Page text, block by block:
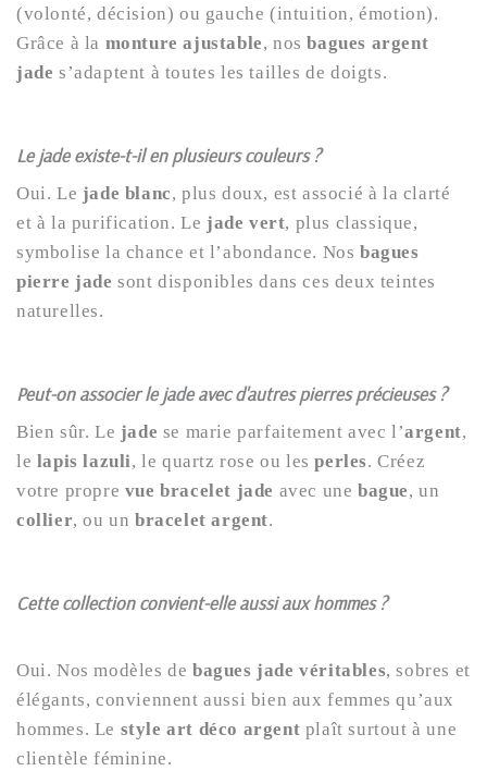
(volonté, décision) ou gauche (intuition, émotion).
Grâce à la monture ajustable, nosbagues argent
jade s’adaptent à toutes les tailles de doigts.
Le jade existe-t-il en plusieurs couleurs ?
Oui. Le jade blanc, plus doux, est associé à la clarté
et à la purification. Le jade vert, plus classique,
symbolise la chance et l’abondance. Nosbagues
pierre jade sont disponibles dans ces deux teintes
naturelles.
Peut-on associer le jade avec d'autres pierres précieuses ?
Bien sûr. Le jade se marie parfaitement avec l’argent,
le lapis lazuli, le quartz rose ou lesperles. Créez
votre propre vue bracelet jade avec unebague, un
collier, ou unbracelet argent.
Cette collection convient-elle aussi aux hommes ?
Oui. Nos modèles de bagues jade véritables, sobres et
élégants, conviennent aussi bien aux femmes qu’aux
hommes. Le style art déco argent plaît surtout à une
clientèle féminine.